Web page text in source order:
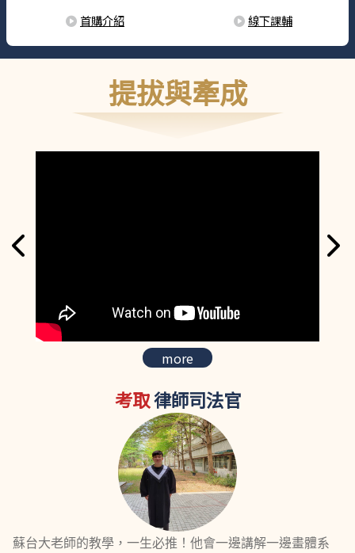
首購介紹 線下課輔
提拔與牽成
more
考取律師司法官
蘇台大老師的教學，一生必推！他會一邊講解一邊畫體系